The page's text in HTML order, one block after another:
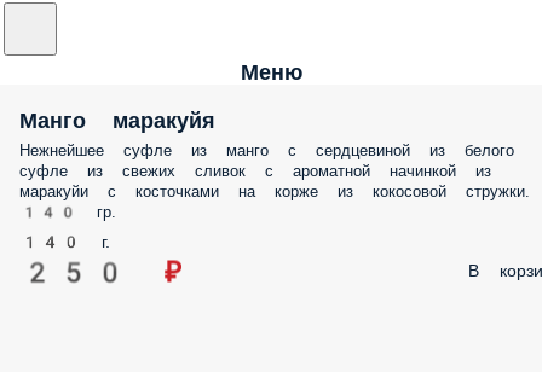
Меню
Манго маракуйя
Нежнейшее суфле из манго с сердцевиной из белого
суфле из свежих сливок с ароматной начинкой из
маракуйи с косточками на корже из кокосовой стружки.
140 гр.
140 г.
250 ₽ В